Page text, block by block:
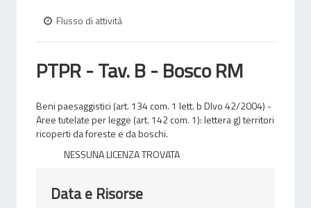
Flusso di attività
PTPR - Tav. B - Bosco RM
Beni paesaggistici (art. 134 com. 1 lett. b Dlvo 42/2004) -
Aree tutelate per legge (art. 142 com. 1): lettera g) territori
ricoperti da foreste e da boschi.
NESSUNA LICENZA TROVATA
Data e Risorse